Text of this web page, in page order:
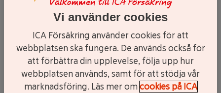
kan leva i upp till 15 år.
Att skaffa katt kan skilja sig en del beroende på var i landet
och hur du bor, och vilken typ av katt du vill ha. Det finns
många olika raser och prisklasser, och de kan vara både
innekatter, utekatter eller både och. Här vet bara du vad
Välkommen till ICA Försäkring
Vi använder cookies
ICA Försäkring använder cookies för att
webbplatsen ska fungera. De används också för
att förbättra din upplevelse, följa upp hur
webbplatsen används, samt för att stödja vår
marknadsföring. Läs mer omcookies på ICA